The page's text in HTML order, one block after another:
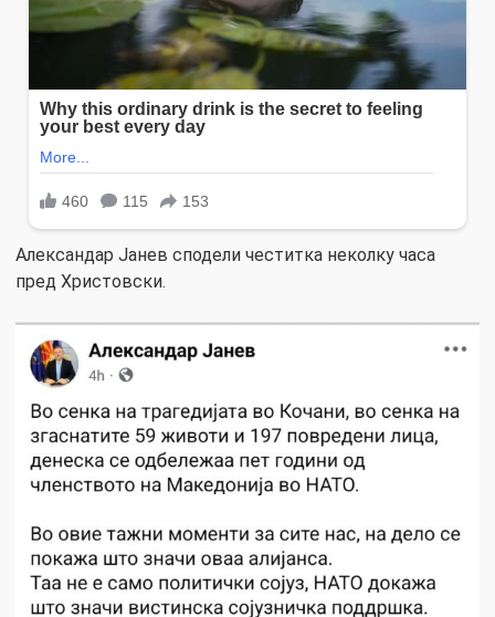
Александар Јанев сподели честитка неколку часа
пред Христовски.